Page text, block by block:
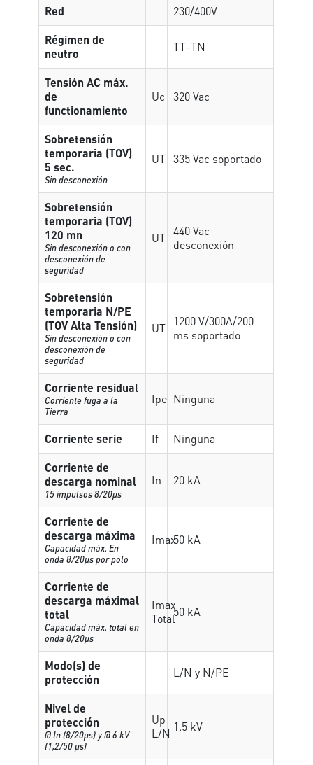
Red
230/400V
Régimen de
neutro
TT-TN
Tensión AC máx.
de
functionamiento
Uc 320 Vac
Sobretensión
temporaria (TOV)
5 sec.
Sin desconexión
UT 335 Vac soportado
Sobretensión
temporaria (TOV)
120 mn
Sin desconexión o con
desconexión de
seguridad
UT 440 Vac
desconexión
Sobretensión
temporaria N/PE
(TOV Alta Tensión)
Sin desconexión o con
desconexión de
seguridad
UT
1200 V/300A/200
ms soportado
Corriente residual
Corriente fuga a la
Tierra
Ipe Ninguna
Corriente serie If
Ninguna
Corriente de
descarga nominal
15 impulsos 8/20µs
In 20 kA
Corriente de
descarga máxima
Capacidad máx. En
onda 8/20µs por polo
Imax50 kA
Corriente de
descarga máximal
total
Capacidad máx. total en
onda 8/20µs
Imax
Total50 kA
Modo(s) de
protección
L/N y N/PE
Nivel de
protección
@ In (8/20µs) y @ 6 kV
(1,2/50 µs)
Up
L/N 1.5 kV